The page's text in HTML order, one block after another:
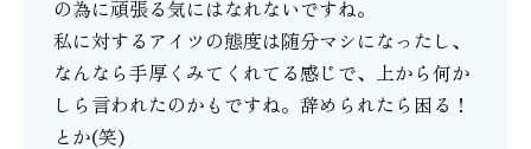
の為に頑張る気にはなれないですね。
私に対するアイツの態度は随分マシになったし、
なんなら手厚くみてくれてる感じで、上から何か
しら言われたのかもですね。辞められたら困る！
とか(笑)